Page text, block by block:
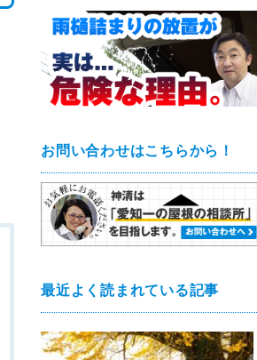
お問い合わせはこちらから！
最近よく読まれている記事